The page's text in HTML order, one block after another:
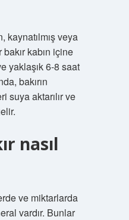
kaynatılmış veya
kabın içine
yaklaşık 6-8 saat
bakırın
suya aktarılır ve
nasıl
ve miktarlarda
vardır. Bunlar